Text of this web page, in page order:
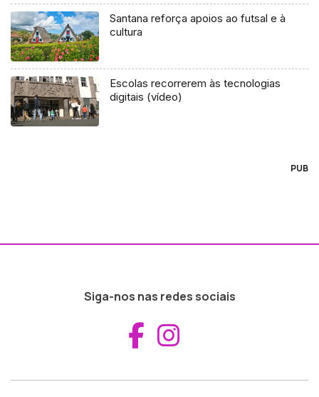
Santana reforça apoios ao futsal e à
cultura
Escolas recorrerem às tecnologias
digitais (vídeo)
PUB
Siga-nos nas redes sociais
Aceder ao